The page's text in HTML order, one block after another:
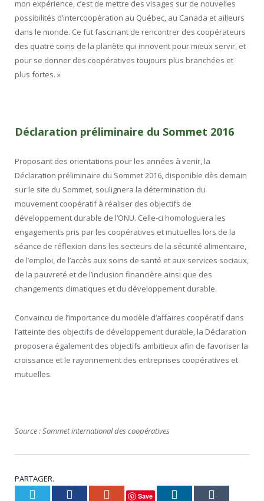
mon expérience, c’est de mettre des visages sur de nouvelles
possibilités d’intercoopération au Québec, au Canada et ailleurs
dans le monde. Ce fut fascinant de rencontrer des coopérateurs
des quatre coins de la planète qui innovent pour mieux servir, et
pour se donner des coopératives toujours plus branchées et
plus fortes. »
Déclaration préliminaire du Sommet 2016
Proposant des orientations pour les années à venir, la
Déclaration préliminaire du Sommet 2016, disponible dès demain
sur le site du Sommet, soulignera la détermination du
mouvement coopératif à réaliser des objectifs de
développement durable de l’ONU. Celle-ci homologuera les
engagements pris par les coopératives et mutuelles lors de la
séance de réflexion dans les secteurs de la sécurité alimentaire,
de l’emploi, de l’accès aux soins de santé et aux services sociaux,
de la pauvreté et de l’inclusion financière ainsi que des
changements climatiques et du développement durable.
Convaincu de l’importance du modèle d’affaires coopératif dans
l’atteinte des objectifs de développement durable, la Déclaration
proposera également des objectifs ambitieux afin de favoriser la
croissance et le rayonnement des entreprises coopératives et
mutuelles.
Source : Sommet international des coopératives
PARTAGER.
Twitter Facebook Google+
Save LinkedIn